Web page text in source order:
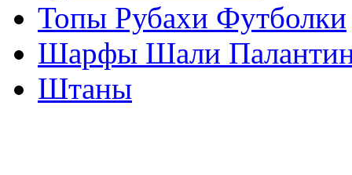
Топы Рубахи Футболки
Шарфы Шали
Штаны